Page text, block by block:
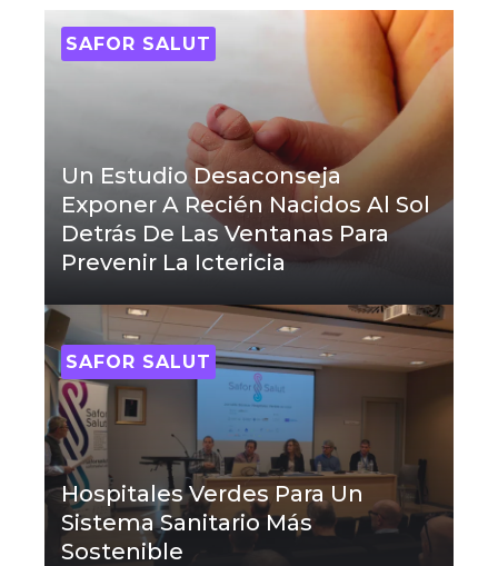
SAFOR SALUT
Un Estudio Desaconseja
Exponer A Recién Nacidos Al Sol
Detrás De Las Ventanas Para
Prevenir La Ictericia
SAFOR SALUT
Hospitales Verdes Para Un
Sistema Sanitario Más
Sostenible